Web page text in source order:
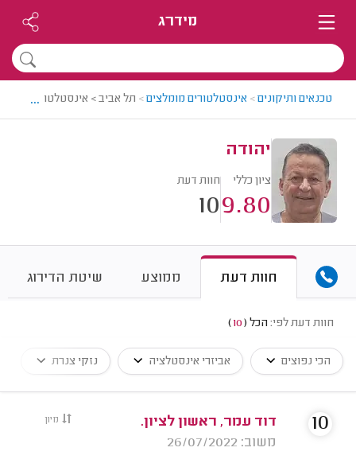
מידרג
טכנאים ותיקונים> אינסטלטורים מומלצים> תל אביב > אינסטלטור מומלץ
...
יהודה
ציון כללי
9.80
חוות דעת
10
חוות דעת ממוצע שיטת הדירוג
חוות דעת לפי: הכל (
10
)
הכי נפוצים אביזרי אינסטלציה נזקי צנרת
מיון
דוד עמר, ראשון לציון.
משוב: 26/07/2022
10